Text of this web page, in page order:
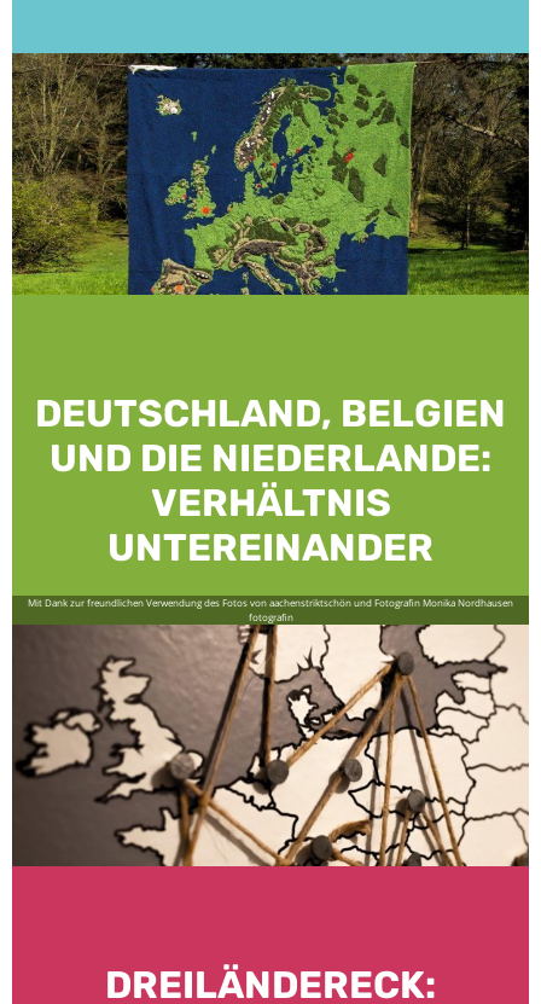
DEUTSCHLAND, BELGIEN
UND DIE NIEDERLANDE:
VERHÄLTNIS
UNTEREINANDER
Mit Dank zur freundlichen Verwendung des Fotos von aachenstriktschön und Fotografin Monika Nordhausen
fotografin
DREILÄNDERECK: